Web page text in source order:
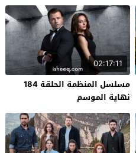
02:17:11
مسلسل المنظمة الحلقة 184
نهاية الموسم